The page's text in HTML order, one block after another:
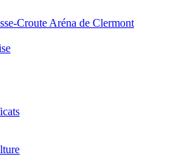
Croute Aréna de Clermont